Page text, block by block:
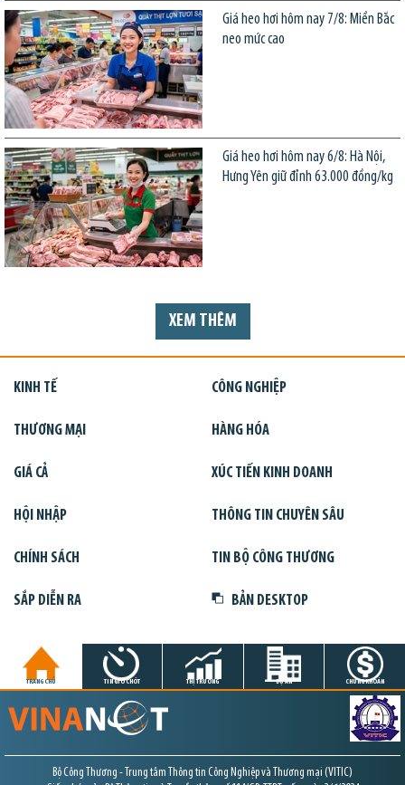
Giá heo hơi hôm nay 7/8: Miền Bắc
neo mức cao
Giá heo hơi hôm nay 6/8: Hà Nội,
Hưng Yên giữ đỉnh 63.000 đồng/kg
XEM THÊM
KINH TẾ CÔNG NGHIỆP
THƯƠNG MẠI HÀNG HÓA
GIÁ CẢ XÚC TIẾN KINH DOANH
HỘI NHẬP THÔNG TIN CHUYÊN SÂU
CHÍNH SÁCH TIN BỘ CÔNG THƯƠNG
SẮP DIỄN RA BẢN DESKTOP
TRANG CHỦ TIN GIỜ CHÓT THỊ TRƯỜNG DỰ ÁN CHỨNG KHOÁN
Bộ Công Thương - Trung tâm Thông tin Công Nghiệp và Thương mại (VITIC)